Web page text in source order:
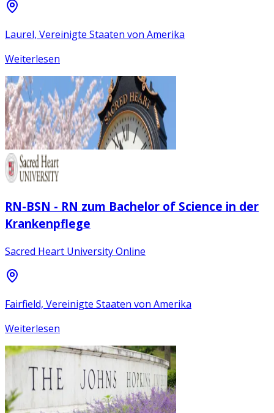
Laurel, Vereinigte Staaten von Amerika
Weiterlesen
RN-BSN - RN zum Bachelor of Science in der
Krankenpflege
Sacred Heart University Online
Fairfield, Vereinigte Staaten von Amerika
Weiterlesen